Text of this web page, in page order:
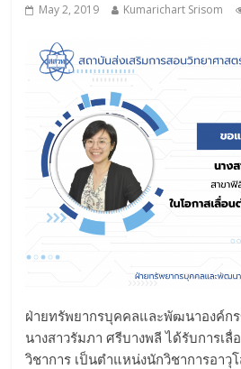
May 2, 2019 Kumarichart Srisom
ฝ่ายทรัพยากรบุคคลและพัฒนาองค์ก
นางสาวรัมภา ศรีบางพลี ได้รับการเ
วิชาการ เป็นตำแหน่งนักวิชาการอาวุ